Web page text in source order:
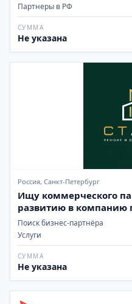
Партнеры в РФ
СУММА
Не указана
Россия, Санкт-Петербург
Ищу коммерческого
развитию в компанию
Поиск бизнес-партнёра
Услуги
СУММА
Не указана